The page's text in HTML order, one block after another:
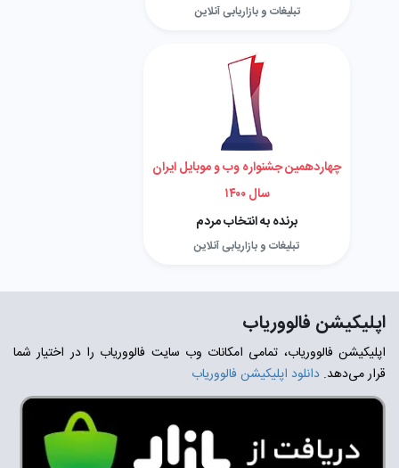
تبلیغات و بازاریابی آنلاین
چهاردهمین جشنواره وب و موبایل ایران
سال ۱۴۰۰
برنده به انتخاب مردم
تبلیغات و بازاریابی آنلاین
اپلیکیشن فالووریاب
اپلیکیشن فالووریاب، تمامی امکانات وب سایت فالووریاب را در اختیار شما
قرار می‌دهد. دانلود اپلیکیشن فالووریاب